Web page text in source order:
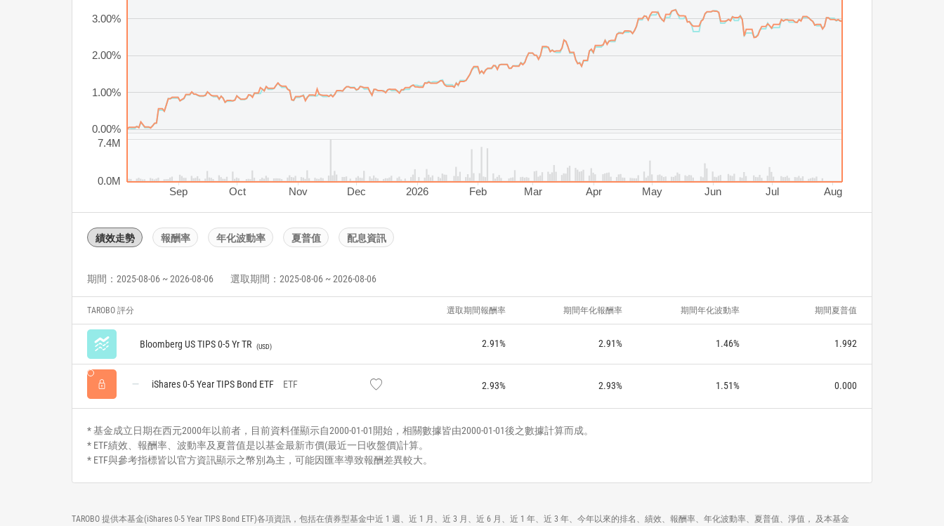
Sep Oct Nov Dec 2026 Feb Mar Apr May Jun Jul Aug
0.0M
7.4M
0.00%
1.00%
2.00%
3.00%
績效走勢 報酬率 年化波動率 夏普值 配息資訊
期間：2025-08-06 ~ 2026-08-06 選取期間：2025-08-06 ~ 2026-08-06
TAROBO 評分 選取期間報酬率 期間年化報酬率 期間年化波動率 期間夏普值
Bloomberg US TIPS 0-5 Yr TR USD 2.91% 2.91% 1.46% 1.992
iShares 0-5 Year TIPS Bond ETF ETF 2.93% 2.93% 1.51% 0.000
* 基金成立日期在西元2000年以前者，目前資料僅顯示自2000-01-01開始，相關數據皆由2000-01-01後之數據計算而成。
* ETF績效、報酬率、波動率及夏普值是以基金最新市價(最近一日收盤價)計算。
* ETF與參考指標皆以官方資訊顯示之幣別為主，可能因匯率導致報酬差異較大。
TAROBO 提供本基金(iShares 0-5 Year TIPS Bond ETF)各項資訊，包括在債券型基金中近 1 週、近 1 月、近 3 月、近 6 月、近 1 年、近 3 年、今年以來的排名、績效、報酬率、年化波動率、夏普值、淨值， 及本基金